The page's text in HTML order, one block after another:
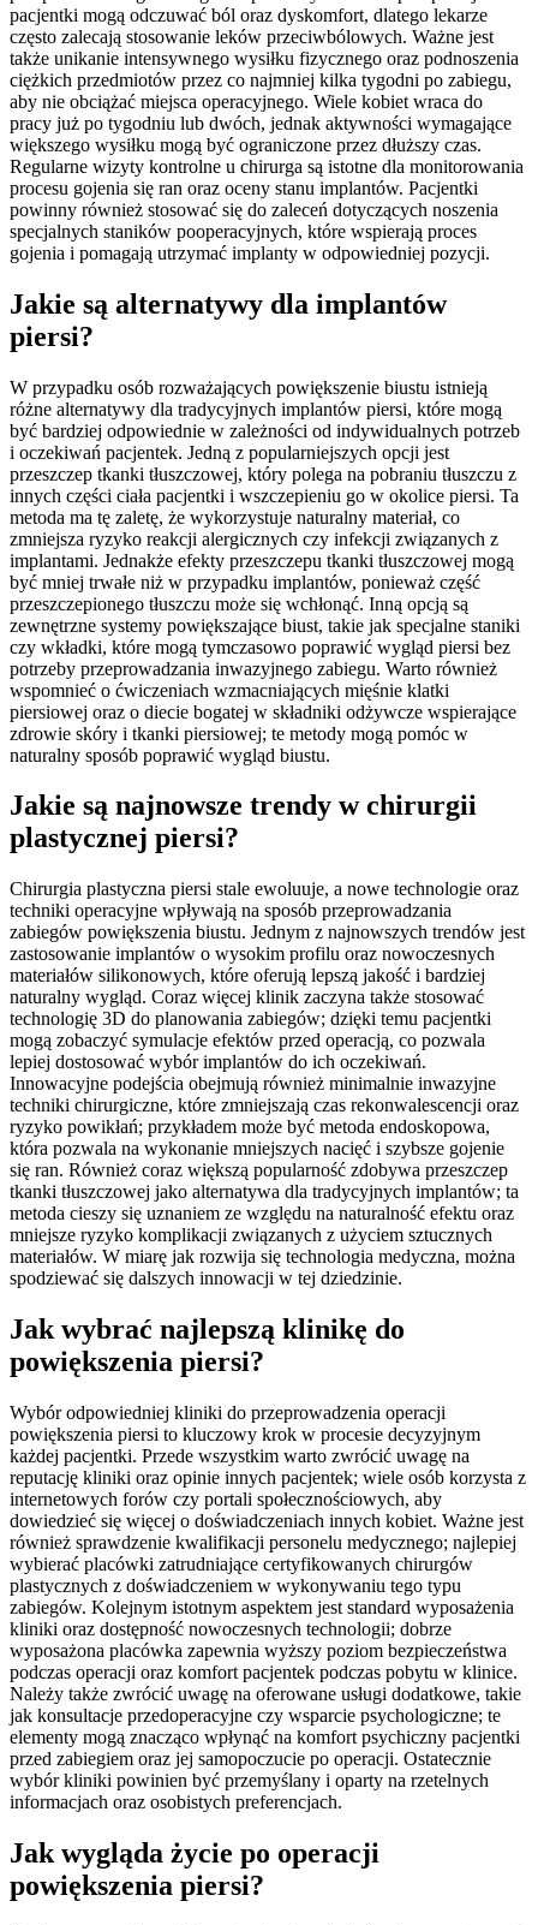
pacjentki mogą odczuwać ból oraz dyskomfort, dlatego lekarze
często zalecają stosowanie leków przeciwbólowych. Ważne jest
także unikanie intensywnego wysiłku fizycznego oraz podnoszenia
ciężkich przedmiotów przez co najmniej kilka tygodni po zabiegu,
aby nie obciążać miejsca operacyjnego. Wiele kobiet wraca do
pracy już po tygodniu lub dwóch, jednak aktywności wymagające
większego wysiłku mogą być ograniczone przez dłuższy czas.
Regularne wizyty kontrolne u chirurga są istotne dla monitorowania
procesu gojenia się ran oraz oceny stanu implantów. Pacjentki
powinny również stosować się do zaleceń dotyczących noszenia
specjalnych staników pooperacyjnych, które wspierają proces
gojenia i pomagają utrzymać implanty w odpowiedniej pozycji.
Jakie są alternatywy dla implantów
piersi?
W przypadku osób rozważających powiększenie biustu istnieją
różne alternatywy dla tradycyjnych implantów piersi, które mogą
być bardziej odpowiednie w zależności od indywidualnych potrzeb
i oczekiwań pacjentek. Jedną z popularniejszych opcji jest
przeszczep tkanki tłuszczowej, który polega na pobraniu tłuszczu z
innych części ciała pacjentki i wszczepieniu go w okolice piersi. Ta
metoda ma tę zaletę, że wykorzystuje naturalny materiał, co
zmniejsza ryzyko reakcji alergicznych czy infekcji związanych z
implantami. Jednakże efekty przeszczepu tkanki tłuszczowej mogą
być mniej trwałe niż w przypadku implantów, ponieważ część
przeszczepionego tłuszczu może się wchłonąć. Inną opcją są
zewnętrzne systemy powiększające biust, takie jak specjalne staniki
czy wkładki, które mogą tymczasowo poprawić wygląd piersi bez
potrzeby przeprowadzania inwazyjnego zabiegu. Warto również
wspomnieć o ćwiczeniach wzmacniających mięśnie klatki
piersiowej oraz o diecie bogatej w składniki odżywcze wspierające
zdrowie skóry i tkanki piersiowej; te metody mogą pomóc w
naturalny sposób poprawić wygląd biustu.
Jakie są najnowsze trendy w chirurgii
plastycznej piersi?
Chirurgia plastyczna piersi stale ewoluuje, a nowe technologie oraz
techniki operacyjne wpływają na sposób przeprowadzania
zabiegów powiększenia biustu. Jednym z najnowszych trendów jest
zastosowanie implantów o wysokim profilu oraz nowoczesnych
materiałów silikonowych, które oferują lepszą jakość i bardziej
naturalny wygląd. Coraz więcej klinik zaczyna także stosować
technologię 3D do planowania zabiegów; dzięki temu pacjentki
mogą zobaczyć symulacje efektów przed operacją, co pozwala
lepiej dostosować wybór implantów do ich oczekiwań.
Innowacyjne podejścia obejmują również minimalnie inwazyjne
techniki chirurgiczne, które zmniejszają czas rekonwalescencji oraz
ryzyko powikłań; przykładem może być metoda endoskopowa,
która pozwala na wykonanie mniejszych nacięć i szybsze gojenie
się ran. Również coraz większą popularność zdobywa przeszczep
tkanki tłuszczowej jako alternatywa dla tradycyjnych implantów; ta
metoda cieszy się uznaniem ze względu na naturalność efektu oraz
mniejsze ryzyko komplikacji związanych z użyciem sztucznych
materiałów. W miarę jak rozwija się technologia medyczna, można
spodziewać się dalszych innowacji w tej dziedzinie.
Jak wybrać najlepszą klinikę do
powiększenia piersi?
Wybór odpowiedniej kliniki do przeprowadzenia operacji
powiększenia piersi to kluczowy krok w procesie decyzyjnym
każdej pacjentki. Przede wszystkim warto zwrócić uwagę na
reputację kliniki oraz opinie innych pacjentek; wiele osób korzysta z
internetowych forów czy portali społecznościowych, aby
dowiedzieć się więcej o doświadczeniach innych kobiet. Ważne jest
również sprawdzenie kwalifikacji personelu medycznego; najlepiej
wybierać placówki zatrudniające certyfikowanych chirurgów
plastycznych z doświadczeniem w wykonywaniu tego typu
zabiegów. Kolejnym istotnym aspektem jest standard wyposażenia
kliniki oraz dostępność nowoczesnych technologii; dobrze
wyposażona placówka zapewnia wyższy poziom bezpieczeństwa
podczas operacji oraz komfort pacjentek podczas pobytu w klinice.
Należy także zwrócić uwagę na oferowane usługi dodatkowe, takie
jak konsultacje przedoperacyjne czy wsparcie psychologiczne; te
elementy mogą znacząco wpłynąć na komfort psychiczny pacjentki
przed zabiegiem oraz jej samopoczucie po operacji. Ostatecznie
wybór kliniki powinien być przemyślany i oparty na rzetelnych
informacjach oraz osobistych preferencjach.
Jak wygląda życie po operacji
powiększenia piersi?